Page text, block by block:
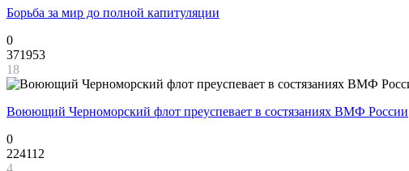
Борьба за мир до полной капитуляции
0
371953
18
Воюющий Черноморский флот преуспевает в состязаниях ВМФ России
0
224112